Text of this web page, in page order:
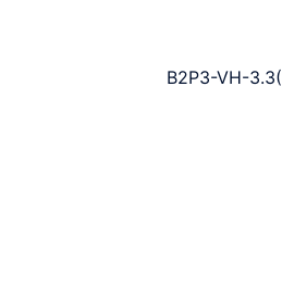
B2P3-VH-3.3(